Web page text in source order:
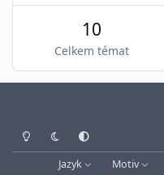
Celkem témat
10
Světlý režimTmavý režimSystémové nastavení
Jazyk Motiv